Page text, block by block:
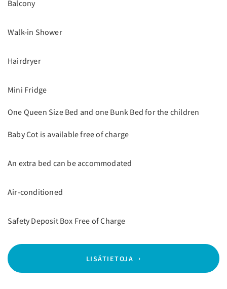
Balcony
Walk-in Shower
Hairdryer
Mini Fridge
One Queen Size Bed and one Bunk Bed for the children
Baby Cot is available free of charge
An extra bed can be accommodated
Air-conditioned
Safety Deposit Box Free of Charge
LISÄTIETOJA